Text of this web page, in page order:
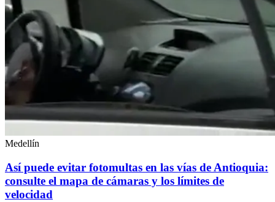
Medellín
Así puede evitar fotomultas en las vías de Antioquia:
consulte el mapa de cámaras y los límites de
velocidad